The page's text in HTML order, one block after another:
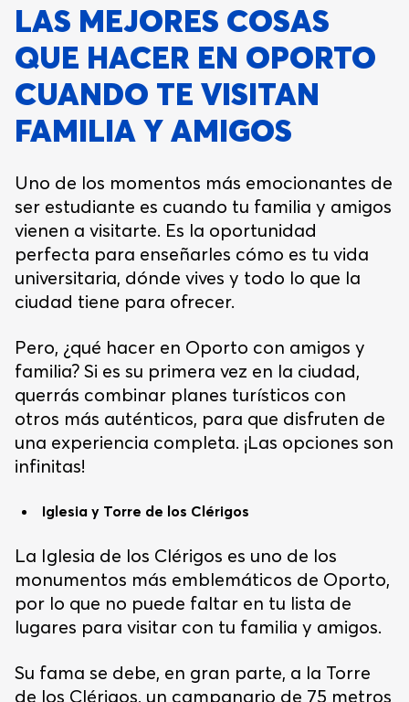
LAS MEJORES COSAS
QUE HACER EN OPORTO
CUANDO TE VISITAN
FAMILIA Y AMIGOS
Uno de los momentos más emocionantes de
ser estudiante es cuando tu familia y amigos
vienen a visitarte. Es la oportunidad
perfecta para enseñarles cómo es tu vida
universitaria, dónde vives y todo lo que la
ciudad tiene para ofrecer.
Pero, ¿qué hacer en Oporto con amigos y
familia? Si es su primera vez en la ciudad,
querrás combinar planes turísticos con
otros más auténticos, para que disfruten de
una experiencia completa. ¡Las opciones son
infinitas!
Iglesia y Torre de los Clérigos
La Iglesia de los Clérigos es uno de los
monumentos más emblemáticos de Oporto,
por lo que no puede faltar en tu lista de
lugares para visitar con tu familia y amigos.
Su fama se debe, en gran parte, a la Torre
de los Clérigos, un campanario de 75 metros